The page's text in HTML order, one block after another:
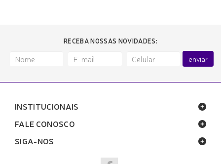
RECEBA NOSSAS NOVIDADES:
enviar
INSTITUCIONAIS
FALE CONOSCO
SIGA-NOS